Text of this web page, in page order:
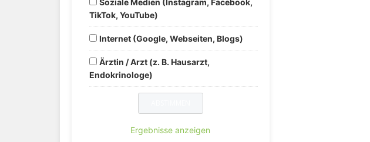
Soziale Medien (Instagram, Facebook,
TikTok, YouTube)
Internet (Google, Webseiten, Blogs)
Ärztin / Arzt (z. B. Hausarzt,
Endokrinologe)
Ergebnisse anzeigen